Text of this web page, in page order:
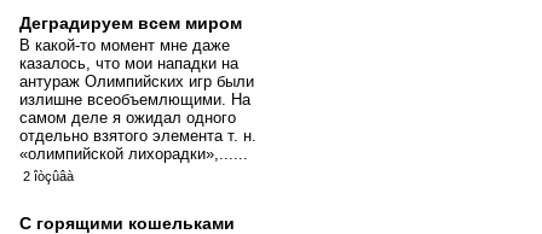
Деградируем всем миром
В какой-то момент мне даже
казалось, что мои нападки на
антураж Олимпийских игр были
излишне всеобъемлющими. На
самом деле я ожидал одного
отдельно взятого элемента т. н.
«олимпийской лихорадки»,......
2 îòçûâà
С горящими кошельками